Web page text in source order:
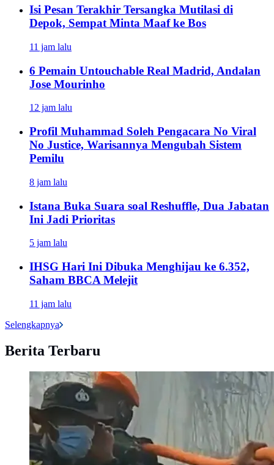
Isi Pesan Terakhir Tersangka Mutilasi di
Depok, Sempat Minta Maaf ke Bos
11 jam lalu
6 Pemain Untouchable Real Madrid, Andalan
Jose Mourinho
12 jam lalu
Profil Muhammad Soleh Pengacara No Viral
No Justice, Warisannya Mengubah Sistem
Pemilu
8 jam lalu
Istana Buka Suara soal Reshuffle, Dua Jabatan
Ini Jadi Prioritas
5 jam lalu
IHSG Hari Ini Dibuka Menghijau ke 6.352,
Saham BBCA Melejit
11 jam lalu
Selengkapnya
Berita Terbaru